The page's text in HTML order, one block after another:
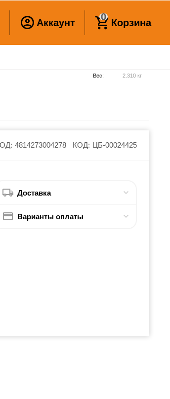
Аккаунт
0
Корзина
4814273004278 КОД: ЦБ-00024425
Вес: 2.310 кг
Доставка
Варианты оплаты